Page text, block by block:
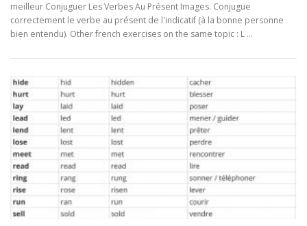
meilleur Conjuguer Les Verbes Au Présent Images. Conjugue
correctement le verbe au présent de l'indicatif (à la bonne personne
bien entendu). Other french exercises on the same topic : L …